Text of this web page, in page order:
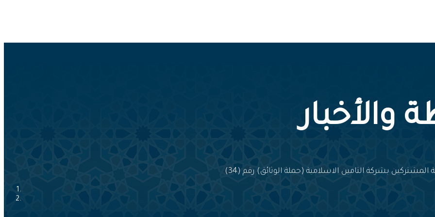
والأخبار
المشتركين بشركة التامين الاسلامية (حملة الوثائق) رقم (34)